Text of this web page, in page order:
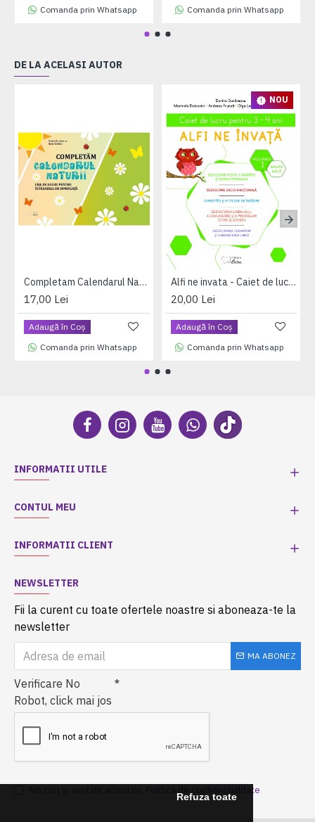
Refuza toate
Comanda prin Whatsapp
Comanda prin Whatsapp
DE LA ACELASI AUTOR
Completam Calendarul Naturii - Fise de lucru pentru intalnirea de dimineata (A4, coperta plastifiata)
17,00 Lei
Adaugă în Coş
Comanda prin Whatsapp
NOU
Alfi ne invata - Caiet de lucru pentru 3-4 ani, volumul I (saptamanile 1 - 17)
20,00 Lei
Adaugă în Coş
Comanda prin Whatsapp
INFORMATII UTILE
CONTUL MEU
INFORMATII CLIENT
NEWSLETTER
Fii la curent cu toate ofertele noastre si aboneaza-te la
newsletter
MA ABONEZ
Verificare No
Robot, click mai jos
Politica de confidentialitate